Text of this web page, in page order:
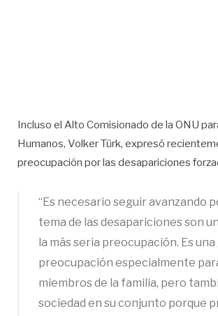
Incluso el Alto Comisionado de la ONU
Humanos, Volker Türk, expresó
preocupación por las desapariciones
“Es necesario seguir avanzando
tema de las desapariciones son
la más seria preocupación. Es
preocupación especialmente
miembros de la familia, pero
sociedad en su conjunto porque